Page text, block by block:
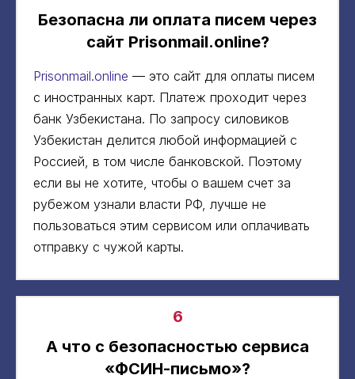
Безопасна ли оплата писем через
сайт Prisonmail.online?
Prisonmail.online — это сайт для оплаты писем
с иностранных карт. Платеж проходит через
банк Узбекистана. По запросу силовиков
Узбекистан делится любой информацией с
Россией, в том числе банковской. Поэтому
если вы не хотите, чтобы о вашем счет за
рубежом узнали власти РФ, лучше не
пользоваться этим сервисом или оплачивать
отправку с чужой карты.
6
А что с безопасностью сервиса
«ФСИН-письмо»?